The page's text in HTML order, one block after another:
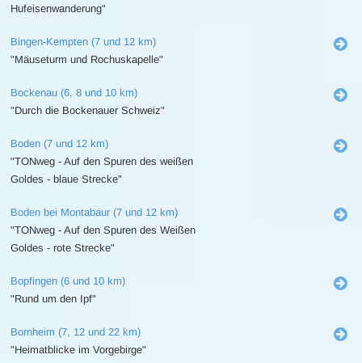
Hufeisenwanderung"
Bingen-Kempten (7 und 12 km)
"Mäuseturm und Rochuskapelle"
Bockenau (6, 8 und 10 km)
"Durch die Bockenauer Schweiz"
Boden (7 und 12 km)
"TONweg - Auf den Spuren des weißen
Goldes - blaue Strecke"
Boden bei Montabaur (7 und 12 km)
"TONweg - Auf den Spuren des Weißen
Goldes - rote Strecke"
Bopfingen (6 und 10 km)
"Rund um den Ipf"
Bornheim (7, 12 und 22 km)
"Heimatblicke im Vorgebirge"